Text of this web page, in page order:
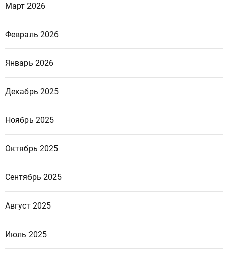
Март 2026
Февраль 2026
Январь 2026
Декабрь 2025
Ноябрь 2025
Октябрь 2025
Сентябрь 2025
Август 2025
Июль 2025